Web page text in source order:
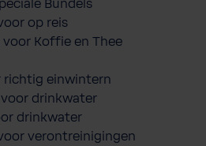
Bundels
op reis
Koffie en Thee
richtig einwintern
drinkwater
drinkwater
verontreinigingen